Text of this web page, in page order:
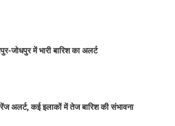
जोधपुर में भारी बारिश का अलर्ट
अलर्ट, कई इलाकों में तेज बारिश की संभावना